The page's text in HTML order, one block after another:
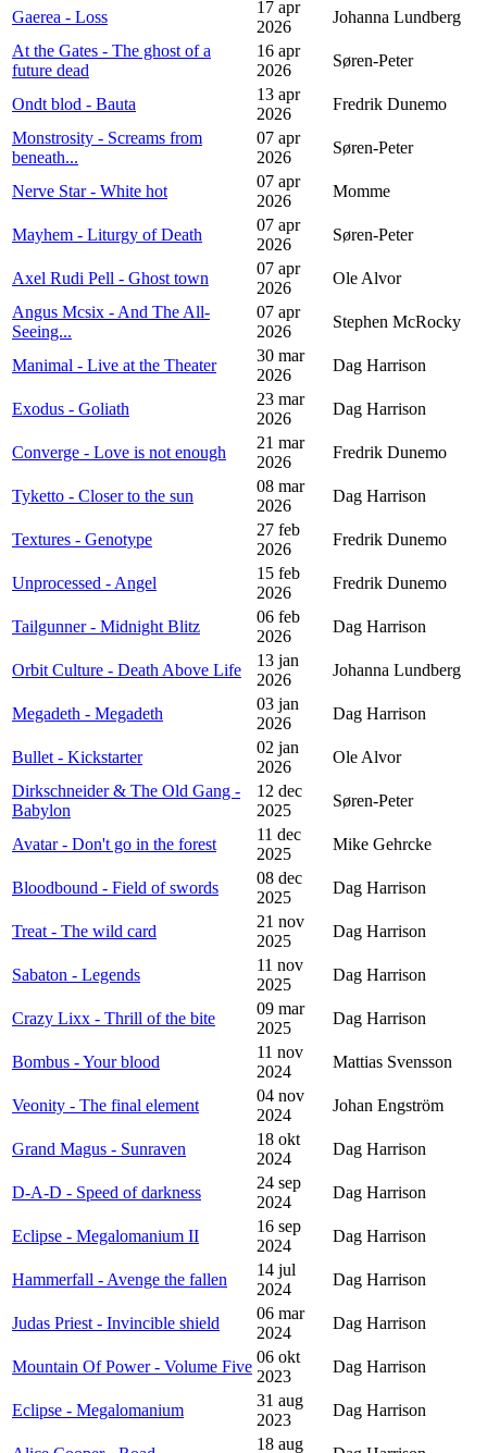
Gaerea - Loss
17 apr
2026
Johanna Lundberg
At the Gates - The ghost of a
future dead
16 apr
2026
Søren-Peter
Ondt blod - Bauta
13 apr
2026
Fredrik Dunemo
Monstrosity - Screams from
beneath...
07 apr
2026
Søren-Peter
Nerve Star - White hot
07 apr
2026
Momme
Mayhem - Liturgy of Death
07 apr
2026
Søren-Peter
Axel Rudi Pell - Ghost town
07 apr
2026
Ole Alvor
Angus Mcsix - And The All-
Seeing...
07 apr
2026
Stephen McRocky
Manimal - Live at the Theater
30 mar
2026
Dag Harrison
Exodus - Goliath
23 mar
2026
Dag Harrison
Converge - Love is not enough
21 mar
2026
Fredrik Dunemo
Tyketto - Closer to the sun
08 mar
2026
Dag Harrison
Textures - Genotype
27 feb
2026
Fredrik Dunemo
Unprocessed - Angel
15 feb
2026
Fredrik Dunemo
Tailgunner - Midnight Blitz
06 feb
2026
Dag Harrison
Orbit Culture - Death Above Life
13 jan
2026
Johanna Lundberg
Megadeth - Megadeth
03 jan
2026
Dag Harrison
Bullet - Kickstarter
02 jan
2026
Ole Alvor
Dirkschneider & The Old Gang -
Babylon
12 dec
2025
Søren-Peter
Avatar - Don't go in the forest
11 dec
2025
Mike Gehrcke
Bloodbound - Field of swords
08 dec
2025
Dag Harrison
Treat - The wild card
21 nov
2025
Dag Harrison
Sabaton - Legends
11 nov
2025
Dag Harrison
Crazy Lixx - Thrill of the bite
09 mar
2025
Dag Harrison
Bombus - Your blood
11 nov
2024
Mattias Svensson
Veonity - The final element
04 nov
2024
Johan Engström
Grand Magus - Sunraven
18 okt
2024
Dag Harrison
D-A-D - Speed of darkness
24 sep
2024
Dag Harrison
Eclipse - Megalomanium II
16 sep
2024
Dag Harrison
Hammerfall - Avenge the fallen
14 jul
2024
Dag Harrison
Judas Priest - Invincible shield
06 mar
2024
Dag Harrison
Mountain Of Power - Volume Five
06 okt
2023
Dag Harrison
Eclipse - Megalomanium
31 aug
2023
Dag Harrison
18 aug